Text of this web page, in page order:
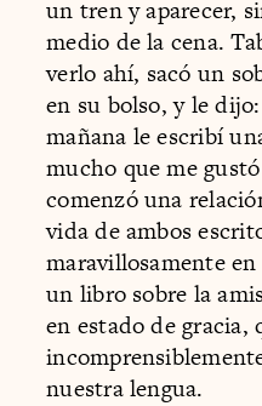
un tren y aparecer,
medio de la cena.
verlo ahí, sacó un
en su bolso, y le
mañana le escribí
mucho que me
comenzó una
vida de ambos
maravillosamente
un libro sobre la
en estado de gracia,
nuestra lengua.